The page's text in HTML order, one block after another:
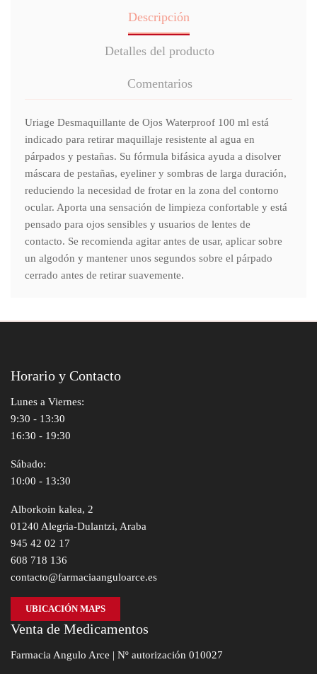
Descripción
Detalles del producto
Comentarios
Uriage Desmaquillante de Ojos Waterproof 100 ml está
indicado para retirar maquillaje resistente al agua en
párpados y pestañas. Su fórmula bifásica ayuda a disolver
máscara de pestañas, eyeliner y sombras de larga duración,
reduciendo la necesidad de frotar en la zona del contorno
ocular. Aporta una sensación de limpieza confortable y está
pensado para ojos sensibles y usuarios de lentes de
contacto. Se recomienda agitar antes de usar, aplicar sobre
un algodón y mantener unos segundos sobre el párpado
cerrado antes de retirar suavemente.
Horario y Contacto
Lunes a Viernes:
9:30 - 13:30
16:30 - 19:30
Sábado:
10:00 - 13:30
Alborkoin kalea, 2
01240 Alegria-Dulantzi, Araba
945 42 02 17
608 718 136
contacto@farmaciaanguloarce.es
UBICACIÓN MAPS
Venta de Medicamentos
Farmacia Angulo Arce | Nº autorización 010027